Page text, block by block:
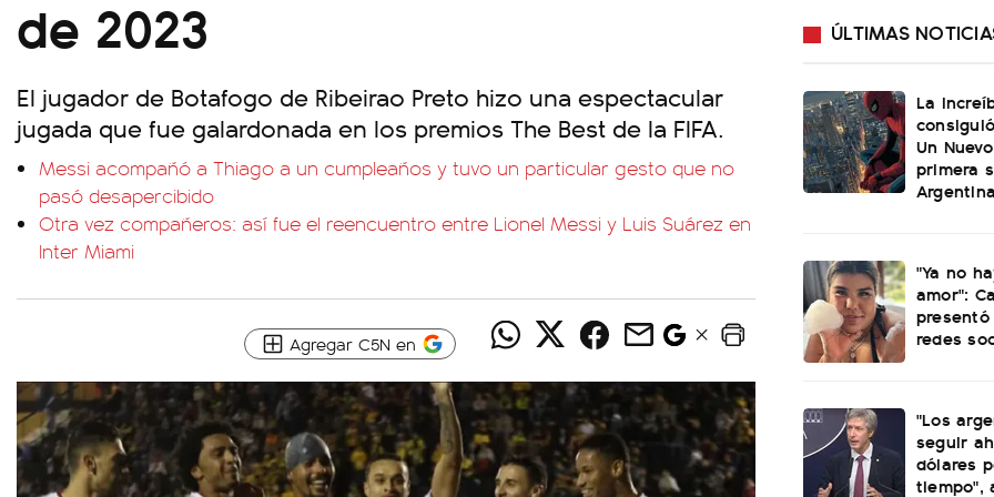
de 2023
El jugador de Botafogo de Ribeirao Preto hizo una espectacular
jugada que fue galardonada en los premios The Best de la FIFA.
Messi acompañó a Thiago a un cumpleaños y tuvo un particular gesto que no
pasó desapercibido
Otra vez compañeros: así fue el reencuentro entre Lionel Messi y Luis Suárez en
Inter Miami
Agregar C5N en
ÚLTIMAS
La
Un
primera
"Ya no
amor":
redes
"Los
seguir
dólares
tiempo",